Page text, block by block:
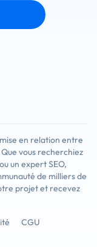
en relation entre
vous recherchiez
un expert SEO,
de milliers de
projet et recevez
CGU